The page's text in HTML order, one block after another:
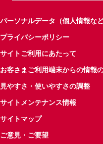
パーソナルデータ（個人情報な
プライバシーポリシー
サイトご利用にあたって
お客さまご利用端末からの情報
見やすさ・使いやすさの調整
サイトメンテナンス情報
サイトマップ
ご意見・ご要望